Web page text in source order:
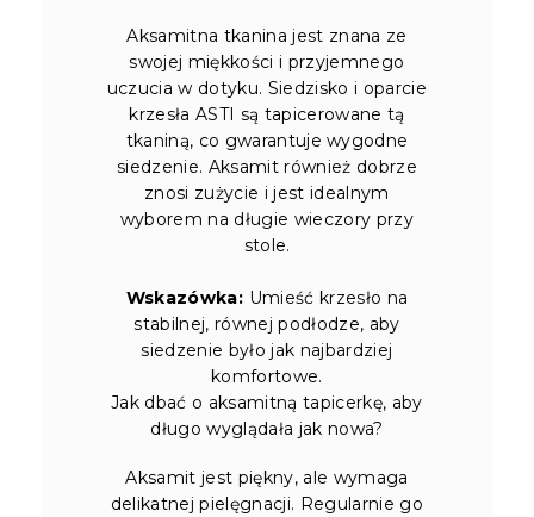
Aksamitna tkanina jest znana ze
swojej miękkości i przyjemnego
uczucia w dotyku. Siedzisko i oparcie
krzesła ASTI są tapicerowane tą
tkaniną, co gwarantuje wygodne
siedzenie. Aksamit również dobrze
znosi zużycie i jest idealnym
wyborem na długie wieczory przy
stole.
Wskazówka: Umieść krzesło na
stabilnej, równej podłodze, aby
siedzenie było jak najbardziej
komfortowe.
Jak dbać o aksamitną tapicerkę, aby
długo wyglądała jak nowa?
Aksamit jest piękny, ale wymaga
delikatnej pielęgnacji. Regularnie go